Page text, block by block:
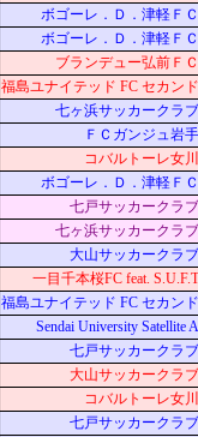
ボゴーレ．Ｄ．津軽ＦＣ
ボゴーレ．Ｄ．津軽ＦＣ
ブランデュー弘前ＦＣ
福島ユナイテッド FC セカンド
七ヶ浜サッカークラブ
ＦＣガンジュ岩手
コバルトーレ女川
ボゴーレ．Ｄ．津軽ＦＣ
七戸サッカークラブ
七ヶ浜サッカークラブ
大山サッカークラブ
一目千本桜FC feat. S.U.F.T
福島ユナイテッド FC セカンド
Sendai University Satellite A
七戸サッカークラブ
大山サッカークラブ
コバルトーレ女川
七戸サッカークラブ